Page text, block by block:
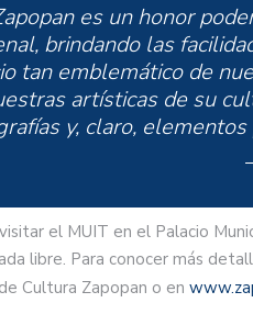
es un honor
brindando las
tan emblemático de
artísticas de su
y, claro,
el MUIT en el Palacio
libre. Para conocer más
Cultura Zapopan o en